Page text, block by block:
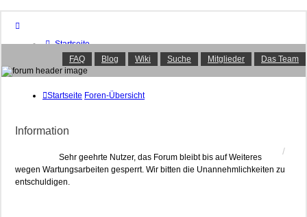
Startseite
Foren-Übersicht
FAQ
Suche
Aktive Themen
Das Team
FAQ Blog Wiki Suche Mitglieder Das Team
Startseite Foren-Übersicht
Information
Sehr geehrte Nutzer, das Forum bleibt bis auf Weiteres
wegen Wartungsarbeiten gesperrt. Wir bitten die Unannehmlichkeiten zu
entschuldigen.